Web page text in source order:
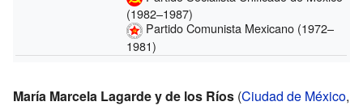
(1982–1987)
Partido Comunista Mexicano (1972–
1981)
María Marcela Lagarde y de los Ríos (Ciudad de México,